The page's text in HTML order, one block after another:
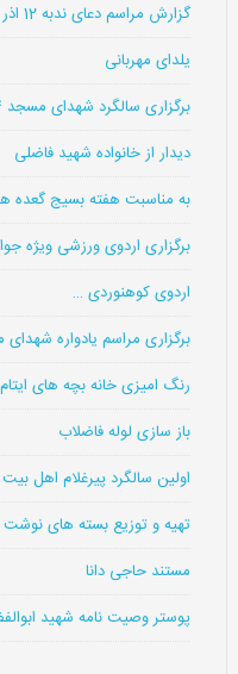
گزارش مراسم دعای ندبه 12 اذر
یلدای مهربانی
برگزاری سالگرد شهدای مسجد 14 معصوم
دیدار از خانواده شهید فاضلی
به مناسبت هفته بسیج گعده
برگزاری اردوی ورزشی ویژه
اردوی کوهنوردی …
برگزاری مراسم یادواره
رنگ امیزی خانه بچه های
باز سازی لوله فاضلاب
اولین سالگرد پیرغلام اهل
تهیه و توزیع بسته های نوشت
مستند حاجی دانا
پوستر وصیت نامه شهید